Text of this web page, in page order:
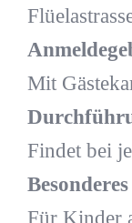
Mit
Findet bei
Besonderes
Für Kinder